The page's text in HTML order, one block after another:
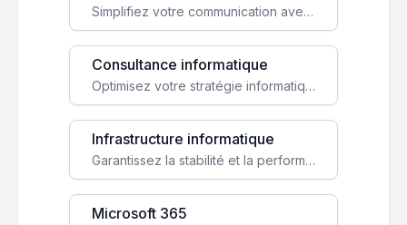
Simplifiez votre communication avec une solution VoIP flexible, économique et adaptée à vos besoins professionnels.
Consultance informatique
Optimisez votre stratégie informatique avec l'expertise de nos consultants pour améliorer votre efficacité et sécurité.
Infrastructure informatique
Garantissez la stabilité et la performance de votre entreprise avec une infrastructure IT sécurisée et évolutive.
Microsoft 365